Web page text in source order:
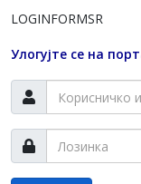
LOGINFORMSR
Улогујте се на